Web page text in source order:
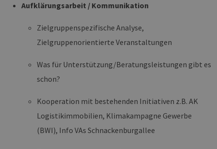
Aufklärungsarbeit / Kommunikation
Zielgruppenspezifische Analyse,
Zielgruppenorientierte Veranstaltungen
Was für Unterstützung/Beratungsleistungen gibt es
schon?
Kooperation mit bestehenden Initiativen z.B. AK
Logistikimmobilien, Klimakampagne Gewerbe
(BWI), Info VAs Schnackenburgallee